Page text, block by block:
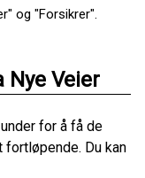
og "Forsikrer".
Nye Veier
for å få de
Du kan